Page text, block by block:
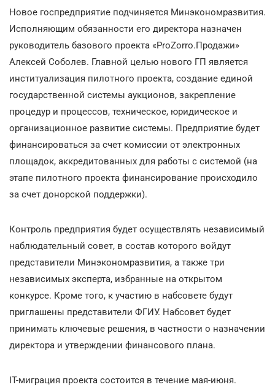
Новое госпредприятие подчиняется Минэкономразвития.
Исполняющим обязанности его директора назначен
руководитель базового проекта «ProZorro.Продажи»
Алексей Соболев. Главной целью нового ГП является
институализация пилотного проекта, создание единой
государственной системы аукционов, закрепление
процедур и процессов, техническое, юридическое и
организационное развитие системы. Предприятие будет
финансироваться за счет комиссии от электронных
площадок, аккредитованных для работы с системой (на
этапе пилотного проекта финансирование происходило
за счет донорской поддержки).
Контроль предприятия будет осуществлять независимый
наблюдательный совет, в состав которого войдут
представители Минэкономразвития, а также три
независимых эксперта, избранные на открытом
конкурсе. Кроме того, к участию в набсовете будут
приглашены представители ФГИУ. Набсовет будет
принимать ключевые решения, в частности о назначении
директора и утверждении финансового плана.
IТ-миграция проекта состоится в течение мая-июня.